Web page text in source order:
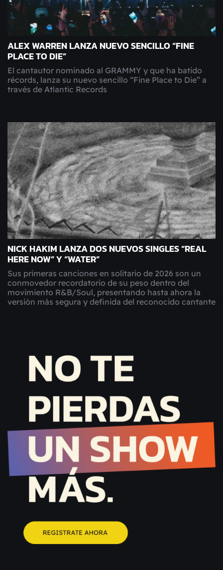
ALEX WARREN LANZA NUEVO SENCILLO “FINE
PLACE TO DIE”
El cantautor nominado al GRAMMY y que ha batido
récords, lanza su nuevo sencillo “Fine Place to Die” a
través de Atlantic Records
NICK HAKIM LANZA DOS NUEVOS SINGLES “REAL
HERE NOW” Y “WATER”
Sus primeras canciones en solitario de 2026 son un
conmovedor recordatorio de su peso dentro del
movimiento R&B/Soul, presentando hasta ahora la
versión más segura y definida del reconocido cantante